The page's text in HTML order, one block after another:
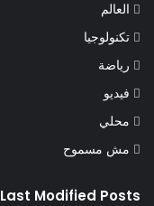
العالم
تكنولوجيا
رياضة
فيديو
محلي
مش مسموح
Last Modified Posts